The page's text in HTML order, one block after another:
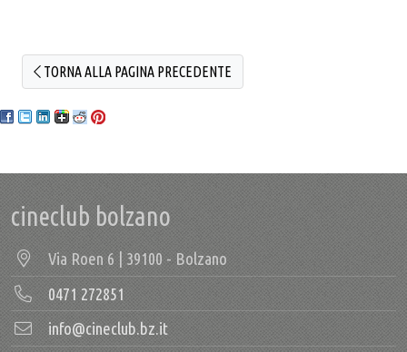
TORNA ALLA PAGINA PRECEDENTE
cineclub bolzano
Via Roen 6 | 39100 - Bolzano
0471 272851
info@cineclub.bz.it